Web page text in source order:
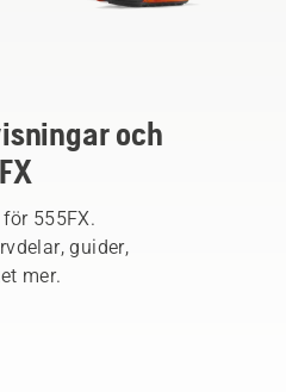
och
555FX.
guider,
mer.